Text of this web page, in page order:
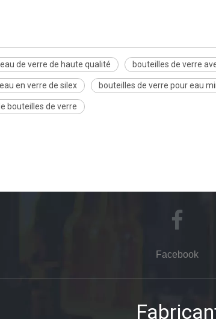
de verre de haute qualité bouteilles de verre
en verre de silex bouteilles de verre pour eau
bouteilles de verre
Facebook